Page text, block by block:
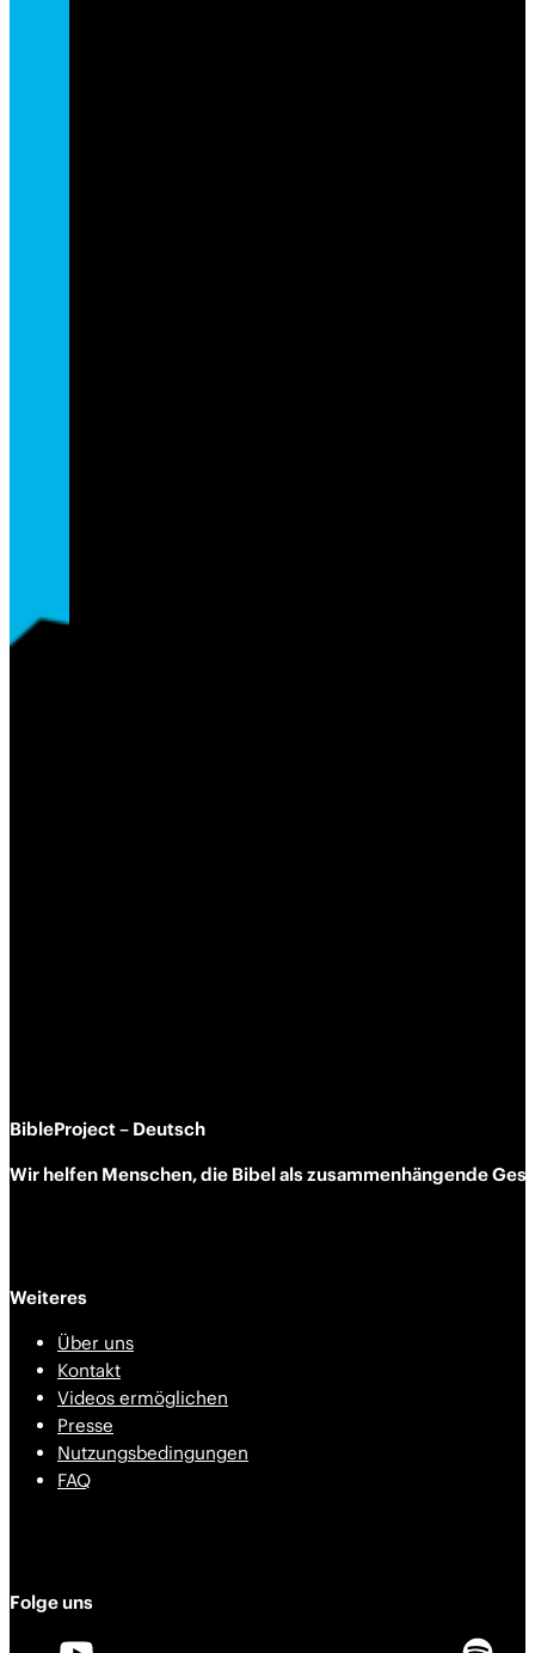
BibleProject – Deutsch
Wir helfen Menschen, die Bibel als zusammen­hängende
Weiteres
Über uns
Kontakt
Videos ermöglichen
Presse
Nutzungsbedingungen
FAQ
Folge uns